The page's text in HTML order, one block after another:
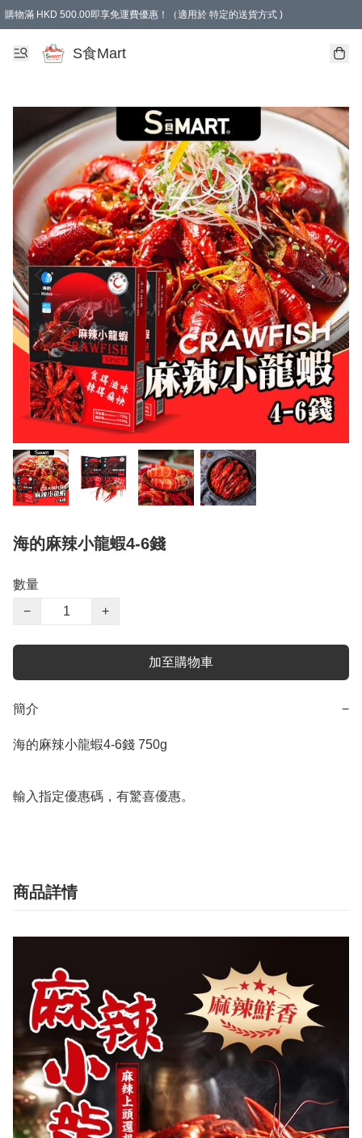
購物滿 HKD 500.00即享免運費優惠！（適用於 特定的送貨方式 )
S食Mart
海的麻辣小龍蝦4-6錢
數量
−
+
加至購物車
簡介 −
海的麻辣小龍蝦4-6錢 750g
輸入指定優惠碼，有驚喜優惠。
商品詳情